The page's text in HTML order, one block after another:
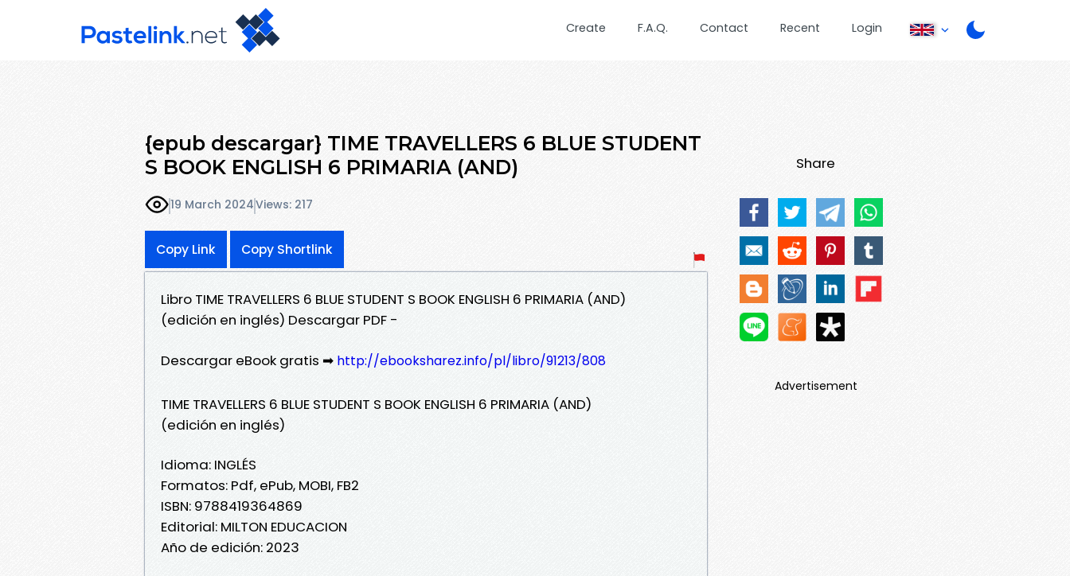
Create F.A.Q. Contact Recent Login
{epub descargar} TIME TRAVELLERS 6 BLUE STUDENT
S BOOK ENGLISH 6 PRIMARIA (AND)
19 March 2024Views: 217
Copy Link Copy Shortlink
Libro TIME TRAVELLERS 6 BLUE STUDENT S BOOK ENGLISH 6 PRIMARIA (AND)
(edición en inglés) Descargar PDF -
Descargar eBook gratis ➡ http://ebooksharez.info/pl/libro/91213/808
TIME TRAVELLERS 6 BLUE STUDENT S BOOK ENGLISH 6 PRIMARIA (AND)
(edición en inglés)
Idioma: INGLÉS
Formatos: Pdf, ePub, MOBI, FB2
ISBN: 9788419364869
Editorial: MILTON EDUCACION
Año de edición: 2023
Share
Advertisement